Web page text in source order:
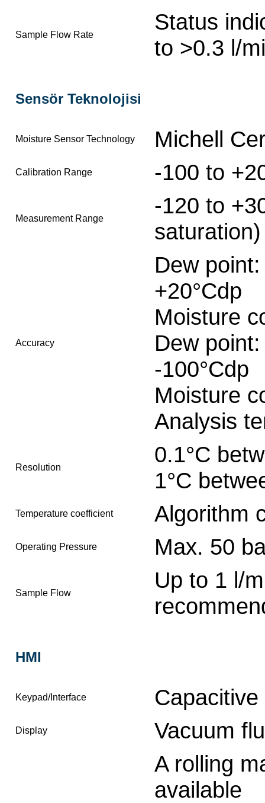
Sample Flow Rate
Status
to >0.3 l/
Sensör Teknolojisi
Moisture Sensor Technology Michell
Calibration Range -100 to
Measurement Range
-120 to
saturation)
Accuracy
Dew
+20°Cdp
Moisture
Dew
-100°Cdp
Moisture
Analysis
Resolution
0.1°C
1°C
Temperature coefficient Algorithm
Operating Pressure Max. 50
Sample Flow
Up to 1 l/
HMI
Keypad/Interface
Display
Vacuum
A rolling
available